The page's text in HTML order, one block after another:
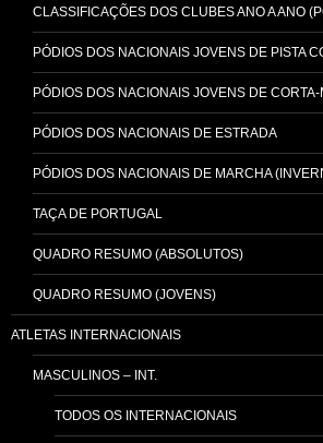
CLASSIFICAÇÕES DOS CLUBES ANO A ANO
PÓDIOS DOS NACIONAIS JOVENS DE PISTA
PÓDIOS DOS NACIONAIS JOVENS DE CORTA-
PÓDIOS DOS NACIONAIS DE ESTRADA
PÓDIOS DOS NACIONAIS DE MARCHA
TAÇA DE PORTUGAL
QUADRO RESUMO (ABSOLUTOS)
QUADRO RESUMO (JOVENS)
ATLETAS INTERNACIONAIS
MASCULINOS – INT.
TODOS OS INTERNACIONAIS